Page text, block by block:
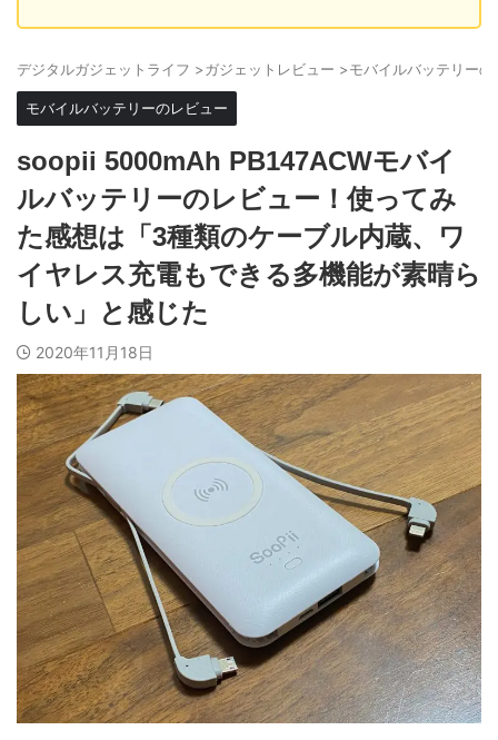
デジタルガジェットライフ >ガジェットレビュー >モバイルバッテリーの
モバイルバッテリーのレビュー
soopii 5000mAh PB147ACWモバイ
ルバッテリーのレビュー！使ってみ
た感想は「3種類のケーブル内蔵、ワ
イヤレス充電もできる多機能が素晴ら
しい」と感じた
2020年11月18日